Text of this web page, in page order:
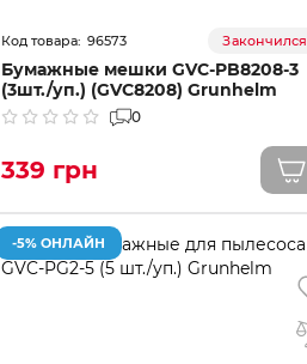
96573 Закончился
Бумажные мешки GVC-PB8208-3
(3шт./уп.) (GVC8208) Grunhelm
0
339 грн
-5% ОНЛАЙН